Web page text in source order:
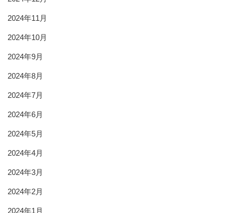
2024年11月
2024年10月
2024年9月
2024年8月
2024年7月
2024年6月
2024年5月
2024年4月
2024年3月
2024年2月
2024年1月